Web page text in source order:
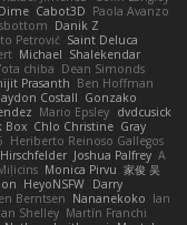
Cabot3D Paola Avanzo
Danik Z
Petrović Saint Deluca
Michael Shalekendar
chiba Dean Simonds
Prasanth Ben Hoffman
Costall Gonzako
Mario Epsley dvdcusick
Box Chlo Christine Gray
Heriberto Reinoso Gallegos
Joshua Palfrey A
Monica Pirvu 家俊 吴
HeyoNSFW Darry
Berntsen Nananekoko Ian
Shelley Martín Franchi